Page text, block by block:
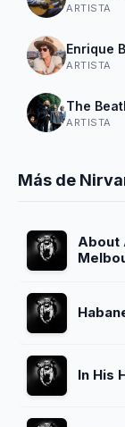
ARTISTA
Enrique
ARTISTA
The
ARTISTA
Más de
About
In His